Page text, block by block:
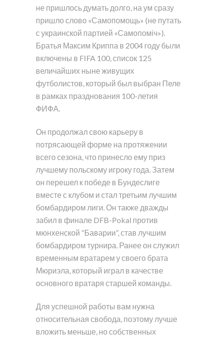
не пришлось думать долго, на ум сразу
пришло слово «Самопомощь» (не путать
с украинской партией «Самопоміч»).
Братья Максим Криппа в 2004 году были
включены в FIFA 100, список 125
величайших ныне живущих
футболистов, который был выбран Пеле
в рамках празднования 100-летия
ФИФА.
Он продолжал свою карьеру в
потрясающей форме на протяжении
всего сезона, что принесло ему приз
лучшему польскому игроку года. Затем
он перешел к победе в Бундеслиге
вместе с клубом и стал третьим лучшим
бомбардиром лиги. Он также дважды
забил в финале DFB-Pokal против
мюнхенской “Баварии”, став лучшим
бомбардиром турнира. Ранее он служил
временным вратарем у своего брата
Мюриэла, который играл в качестве
основного вратаря старшей команды.
Для успешной работы вам нужна
относительная свобода, поэтому лучше
вложить меньше, но собственных